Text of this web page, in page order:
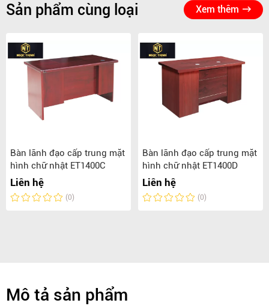
Sản phẩm cùng loại Xem thêm
Bàn lãnh đạo cấp trung mặt
hình chữ nhật ET1400C
Liên hệ
(0)
Bàn lãnh đạo cấp trung mặt
hình chữ nhật ET1400D
Liên hệ
(0)
Mô tả sản phẩm